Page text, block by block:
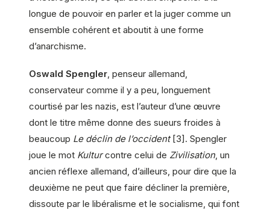
longue de pouvoir en parler et la juger comme un
ensemble cohérent et aboutit à une forme
d’anarchisme.
Oswald Spengler, penseur allemand,
conservateur comme il y a peu, longuement
courtisé par les nazis, est l’auteur d’une œuvre
dont le titre même donne des sueurs froides à
beaucoup Le déclin de l’occident[3]. Spengler
joue le mot Kulturcontre celui de Zivilisation, un
ancien réflexe allemand, d’ailleurs, pour dire que la
deuxième ne peut que faire décliner la première,
dissoute par le libéralisme et le socialisme, qui font